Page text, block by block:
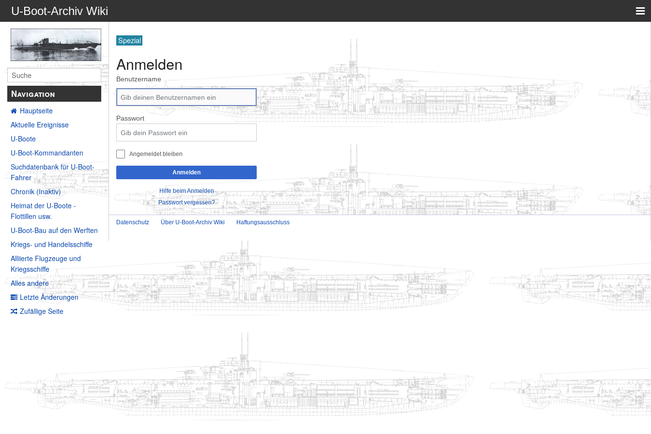
U-Boot-Archiv Wiki
Navigation
Hauptseite
Aktuelle Ereignisse
U-Boote
U-Boot-Kommandanten
Suchdatenbank für U-Boot-
Fahrer
Chronik (Inaktiv)
Heimat der U-Boote -
Flottillen usw.
U-Boot-Bau auf den Werften
Kriegs- und Handelsschiffe
Alliierte Flugzeuge und
Kriegsschiffe
Alles andere
Letzte Änderungen
Zufällige Seite
Spezial
Anmelden
Benutzername
Passwort
Angemeldet bleiben
Anmelden
Hilfe beim Anmelden
Passwort vergessen?
Datenschutz Über U-Boot-Archiv Wiki Haftungsausschluss